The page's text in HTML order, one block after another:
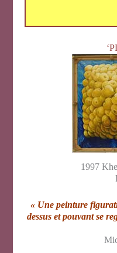
1997
« Une peinture
dessus et pouvant se